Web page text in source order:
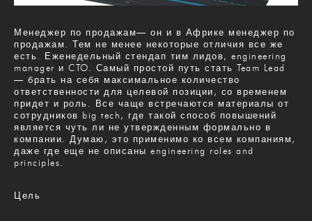
Менеджер по продажам— он и в Африке менеджер по
продажам. Тем не менее некоторые отличия все же
есть. Еженедельный стендап тим лидов, engineering
manager и CTO. Самый простой путь стать Team Lead
— брать на себя максимальное количество
ответственности для целевой позиции, со временем
придет и роль. Все чаще встречаются материалы от
сотрудников big tech, где такой способ повышений
является чуть ли не утвержденным формально в
компании. Думаю, это применимо ко всем компаниям,
даже где еще не описаны engineering roles and
principles.
Цель